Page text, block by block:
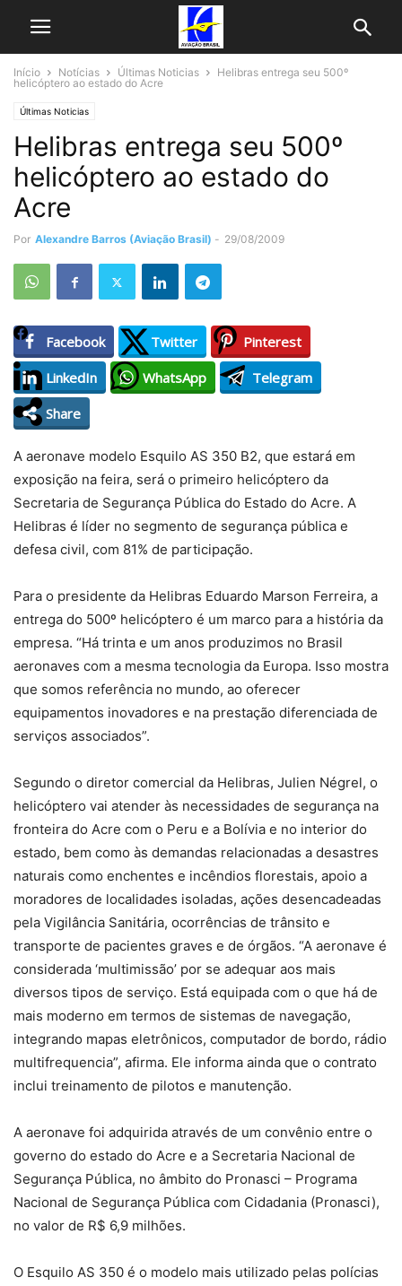
Início Notícias Últimas Noticias
Helibras entrega seu 500º
helicóptero ao estado do Acre
Últimas Noticias
Helibras entrega seu 500º
helicóptero ao estado do
Acre
Por Alexandre Barros (Aviação Brasil) - 29/08/2009
Facebook Twitter
Pinterest
LinkedIn
WhatsApp
Telegram
Share
A aeronave modelo Esquilo AS 350 B2, que estará em
exposição na feira, será o primeiro helicóptero da
Secretaria de Segurança Pública do Estado do Acre. A
Helibras é líder no segmento de segurança pública e
defesa civil, com 81% de participação.
Para o presidente da Helibras Eduardo Marson Ferreira, a
entrega do 500º helicóptero é um marco para a história da
empresa. “Há trinta e um anos produzimos no Brasil
aeronaves com a mesma tecnologia da Europa. Isso mostra
que somos referência no mundo, ao oferecer
equipamentos inovadores e na prestação diferenciada de
serviços associados”.
Segundo o diretor comercial da Helibras, Julien Négrel, o
helicóptero vai atender às necessidades de segurança na
fronteira do Acre com o Peru e a Bolívia e no interior do
estado, bem como às demandas relacionadas a desastres
naturais como enchentes e incêndios florestais, apoio a
moradores de localidades isoladas, ações desencadeadas
pela Vigilância Sanitária, ocorrências de trânsito e
transporte de pacientes graves e de órgãos. “A aeronave é
considerada ‘multimissão’ por se adequar aos mais
diversos tipos de serviço. Está equipada com o que há de
mais moderno em termos de sistemas de navegação,
integrando mapas eletrônicos, computador de bordo, rádio
multifrequencia”, afirma. Ele informa ainda que o contrato
inclui treinamento de pilotos e manutenção.
A aeronave foi adquirida através de um convênio entre o
governo do estado do Acre e a Secretaria Nacional de
Segurança Pública, no âmbito do Pronasci – Programa
Nacional de Segurança Pública com Cidadania (Pronasci),
no valor de R$ 6,9 milhões.
O Esquilo AS 350 é o modelo mais utilizado pelas polícias